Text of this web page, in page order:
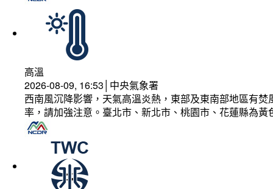
高溫
2026-08-09, 16:53│中央氣象署
西南風沉降影響，天氣高溫炎熱，東部及東南部地區有
率，請加強注意。臺北市、新北市、桃園市、花蓮縣為